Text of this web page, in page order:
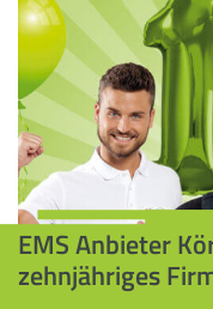
EMS Anbieter
zehnjähriges